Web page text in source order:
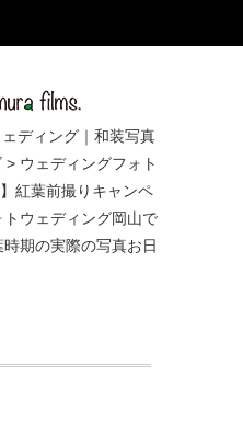
ディング｜和装写真
> ウェディングフォト
紅葉前撮りキャンペ
トウェディング岡山で
期の実際の写真お日